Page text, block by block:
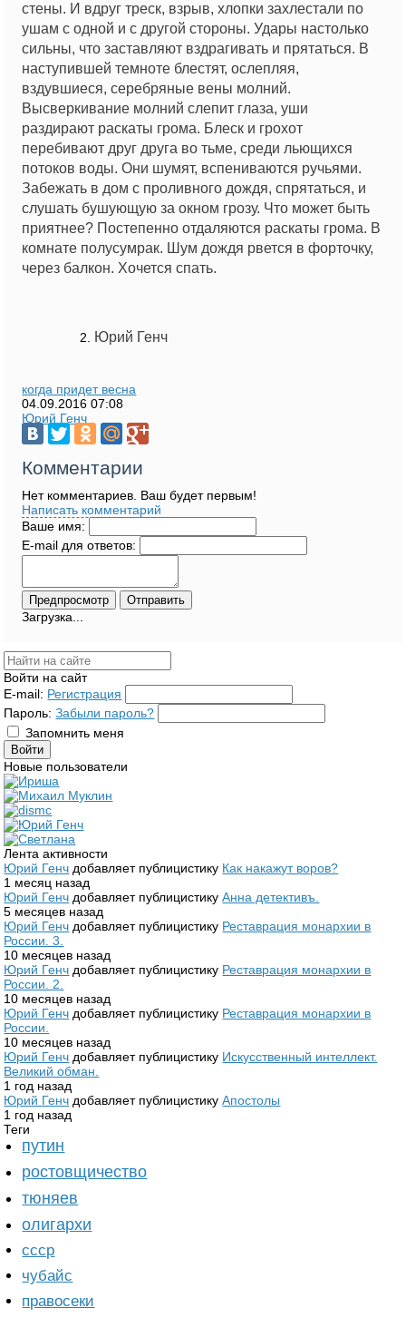
стены. И вдруг треск, взрыв, хлопки захлестали по
ушам с одной и с другой стороны. Удары настолько
сильны, что заставляют вздрагивать и прятаться. В
наступившей темноте блестят, ослепляя,
вздувшиеся, серебряные вены молний.
Высверкивание молний слепит глаза, уши
раздирают раскаты грома. Блеск и грохот
перебивают друг друга во тьме, среди льющихся
потоков воды. Они шумят, вспениваются ручьями.
Забежать в дом с проливного дождя, спрятаться, и
слушать бушующую за окном грозу. Что может быть
приятнее? Постепенно отдаляются раскаты грома. В
комнате полусумрак. Шум дождя рвется в форточку,
через балкон. Хочется спать.
Юрий Генч
когда придет весна
04.09.201607:08
Юрий Генч
Комментарии
Нет комментариев. Ваш будет первым!
Написать комментарий
Ваше имя:
E-mail для ответов:
Загрузка...
Войти на сайт
E-mail: Регистрация
Пароль: Забыли пароль?
Запомнить меня
Новые пользователи
Лента активности
Юрий Генч добавляет публицистику Как накажут воров?
1 месяц назад
Юрий Генч добавляет публицистикуАнна детективъ.
5 месяцев назад
Юрий Генч добавляет публицистику Реставрация монархии в
России. 3.
10 месяцев назад
Юрий Генч добавляет публицистику Реставрация монархии в
России. 2.
10 месяцев назад
Юрий Генч добавляет публицистику Реставрация монархии в
России.
10 месяцев назад
Юрий Генч добавляет публицистику Искусственный интеллект.
Великий обман.
1 год назад
Юрий Генч добавляет публицистикуАпостолы
1 год назад
Теги
путин
ростовщичество
тюняев
олигархи
ссср
чубайс
правосеки